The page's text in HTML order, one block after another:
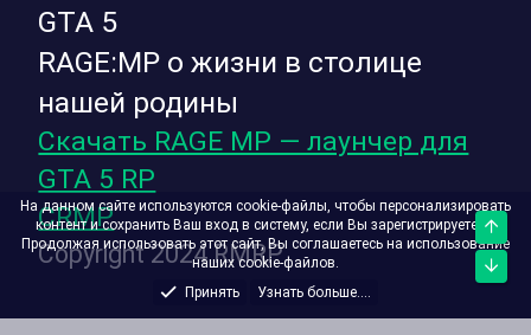
GTA 5
RAGE:MP о жизни в столице
нашей родины
Скачать RAGE MP — лаунчер для
GTA 5 RP
CRMP
Copyright 2024 RMRP
На данном сайте используются cookie-файлы, чтобы персонализировать
контент и сохранить Ваш вход в систему, если Вы зарегистрируетесь.
Продолжая использовать этот сайт, Вы соглашаетесь на использование
наших cookie-файлов.
Принять
Узнать больше....
Верх
Низ